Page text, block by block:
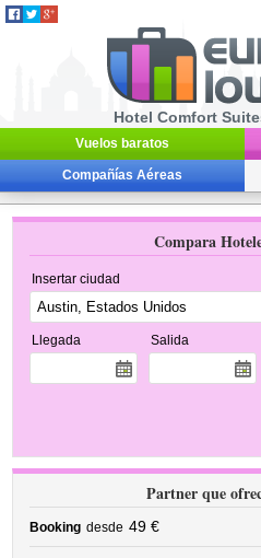
Hotel Comfort
Vuelos baratos
Compañías Aéreas
Compara
Insertar ciudad
Llegada Salida
Partner que
Booking desde 49 €